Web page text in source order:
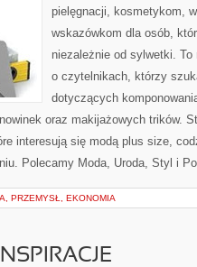
pielęgnacji, kosmetykom,
wskazówkom dla osób,
niezależnie od sylwetki.
o czytelnikach, którzy
dotyczących
oraz makijażowych trików.
interesują się modą plus size,
Polecamy Moda, Uroda, Styl i
PRZEMYSŁ, EKONOMIA